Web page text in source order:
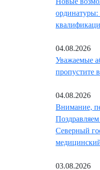
ординатуры:
04.08.2026
Уважаемые
пропустите
04.08.2026
Внимание,
Северный
03.08.2026